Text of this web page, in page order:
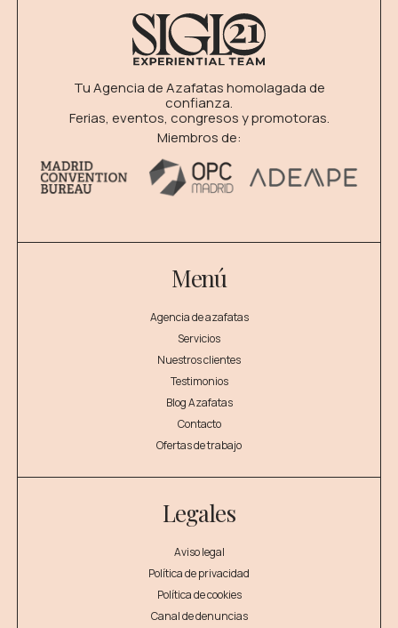
Tu Agencia de Azafatas homolagada de
confianza.
Ferias, eventos, congresos y promotoras.
Miembros de:
Menú
Agencia de azafatas
Servicios
Nuestros clientes
Testimonios
Blog Azafatas
Contacto
Ofertas de trabajo
Legales
Aviso legal
Política de privacidad
Política de cookies
Canal de denuncias